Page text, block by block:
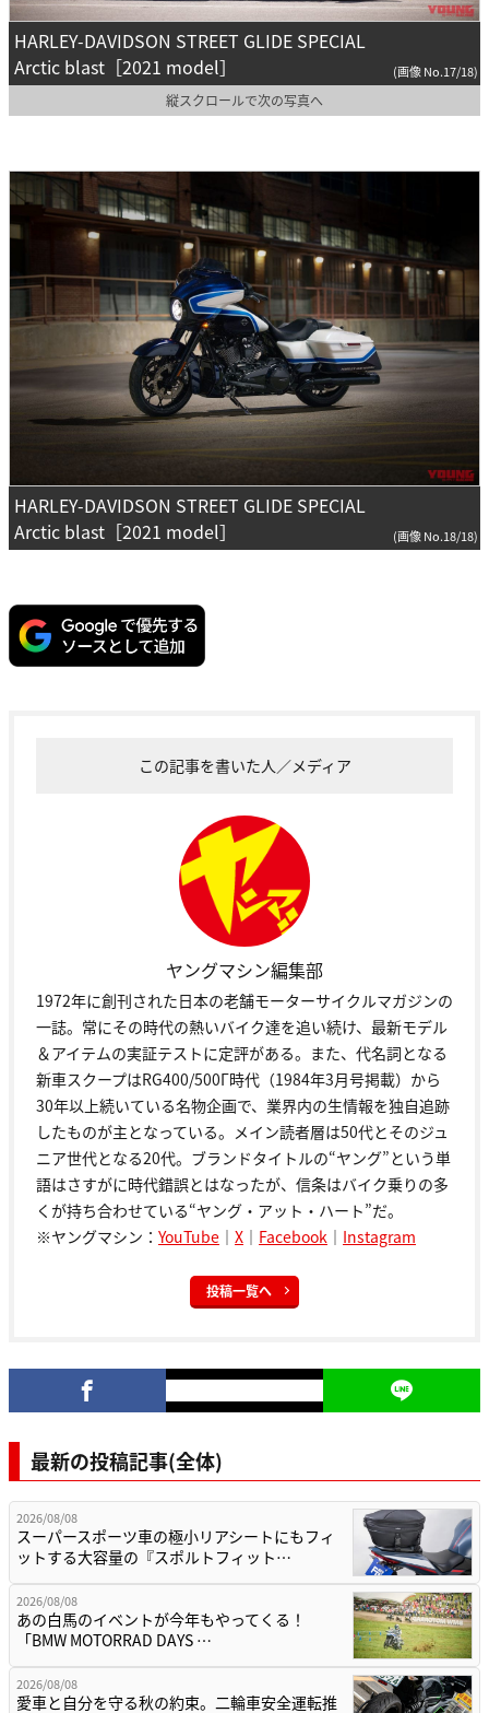
HARLEY-DAVIDSON STREET GLIDE SPECIAL
Arctic blast［2021 model］
(画像 No.17/18)
縦スクロールで次の写真へ
HARLEY-DAVIDSON STREET GLIDE SPECIAL
Arctic blast［2021 model］
(画像 No.18/18)
この記事を書いた人／メディア
ヤングマシン編集部
1972年に創刊された日本の老舗モーターサイクルマガジンの
一誌。常にその時代の熱いバイク達を追い続け、最新モデル
＆アイテムの実証テストに定評がある。また、代名詞となる
新車スクープはRG400/500Γ時代（1984年3月号掲載）から
30年以上続いている名物企画で、業界内の生情報を独自追跡
したものが主となっている。メイン読者層は50代とそのジュ
ニア世代となる20代。ブランドタイトルの“ヤング”という単
語はさすがに時代錯誤とはなったが、信条はバイク乗りの多
くが持ち合わせている“ヤング・アット・ハート”だ。
※ヤングマシン： YouTube ｜ X ｜ Facebook ｜ Instagram
投稿一覧へ
最新の投稿記事(全体)
2026/08/08
スーパースポーツ車の極小リアシートにもフィ
ットする大容量の『スポルトフィット…
2026/08/08
あの白馬のイベントが今年もやってくる！
「BMW MOTORRAD DAYS …
2026/08/08
愛車と自分を守る秋の約束。二輪車安全運転推